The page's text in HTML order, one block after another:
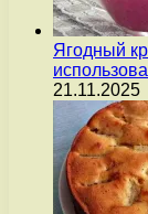
Ягодный
21.11.2025